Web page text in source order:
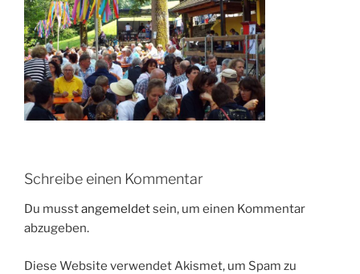
Schreibe einen Kommentar
Du musstangemeldetsein, um einen Kommentar
abzugeben.
Diese Website verwendet Akismet, um Spam zu